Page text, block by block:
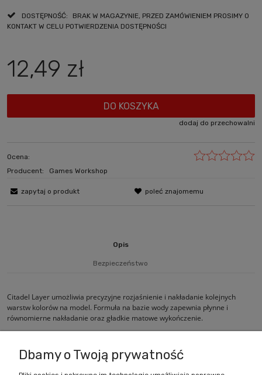
DOSTĘPNOŚĆ:
BRAK W MAGAZYNIE, PRZED ZAMÓWIENIEM PROSIMY O
KONTAKT W CELU POTWIERDZENIA DOSTĘPNOŚCI
12,49 zł
DO KOSZYKA
dodaj do przechowalni
Ocena:
Producent:
Games Workshop
zapytaj o produkt poleć znajomemu
Opis
Bezpieczeństwo
Citadel Layer umożliwia precyzyjne rozjaśnienie i nakładanie kolejnych
warstw kolorów na model. Formuła na bazie wody zapewnia płynne i
równomierne nakładanie oraz gładkie matowe wykończenie.
Dbamy o Twoją prywatność